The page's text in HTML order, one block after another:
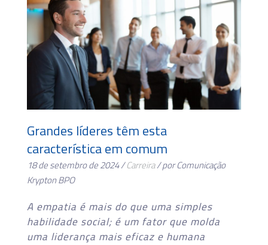
Grandes líderes têm esta
característica em comum
18 de setembro de 2024 /Carreira/ por Comunicação
Krypton BPO
A empatia é mais do que uma simples
habilidade social; é um fator que molda
uma liderança mais eficaz e humana